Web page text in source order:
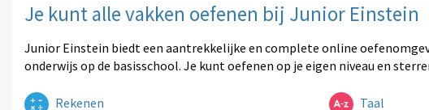
Je kunt alle vakken oefenen bij Junior Einstein
Junior Einstein biedt een aantrekkelijke en complete online
onderwijs op de basisschool. Je kunt oefenen op je eigen niveau en
Rekenen Taal